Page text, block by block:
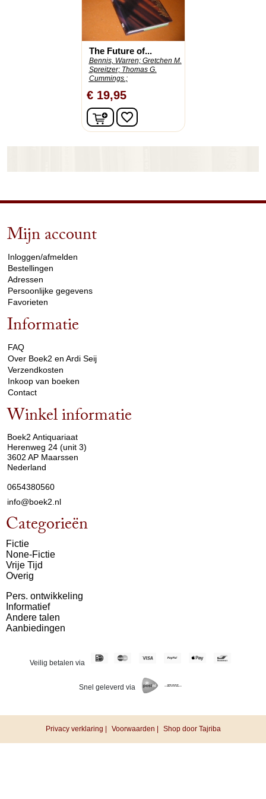
The Future of...
Bennis, Warren; Gretchen M.
Spreitzer; Thomas G.
Cummings.;
€ 19,95
In winkelwagen
favorite_border
Mijn account
Inloggen/afmelden
Bestellingen
Adressen
Persoonlijke gegevens
Favorieten
Informatie
FAQ
Over Boek2 en Ardi Seij
Verzendkosten
Inkoop van boeken
Contact
Winkel informatie
Boek2 Antiquariaat
Herenweg 24 (unit 3)
3602 AP Maarssen
Nederland
0654380560
info@boek2.nl
Categorieën
Fictie
None-Fictie
Vrije Tijd
Overig
Pers. ontwikkeling
Informatief
Andere talen
Aanbiedingen
Veilig betalen via
Snel geleverd via
Privacy verklaring | Voorwaarden | Shop door Tajriba